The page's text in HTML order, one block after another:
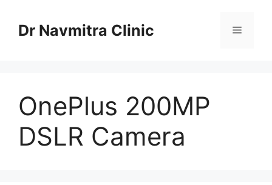
contentDr Navmitra Clinic Menu
OnePlus 200MP
DSLR Camera